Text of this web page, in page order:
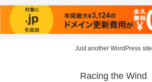
Just another WordPress site
Racing the Wind